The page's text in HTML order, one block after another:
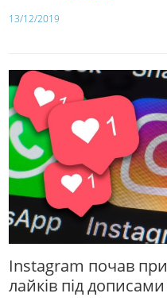
13/12/2019
Instagram почав
лайків під